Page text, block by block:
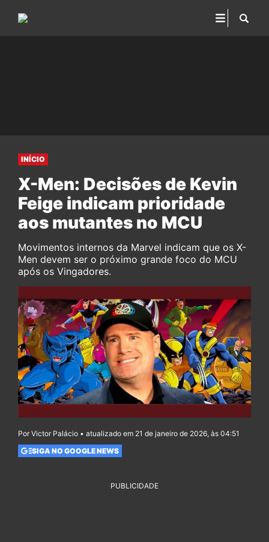
INÍCIO
X-Men: Decisões de Kevin
Feige indicam prioridade
aos mutantes no MCU
Movimentos internos da Marvel indicam que os X-
Men devem ser o próximo grande foco do MCU
após os Vingadores.
Por Victor Palácio • atualizado em 21 de janeiro de 2026, às 04:51
SIGA NO GOOGLE NEWS
PUBLICIDADE